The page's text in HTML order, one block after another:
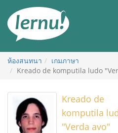
สารบัญ
ห้องสนทนา
เกมภาษา
Kreado de komputila ludo
Kreado de
komputila
"Verda avo"